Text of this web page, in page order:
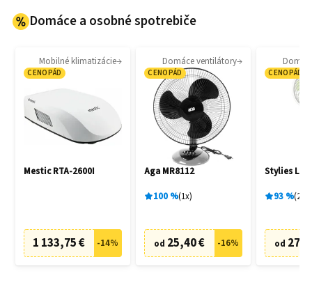
Domáce a osobné spotrebiče
Mobilné klimatizácie
CENOPÁD
Mestic RTA-2600I
1 133,75 € -14%
Domáce ventilátory
CENOPÁD
Aga MR8112
100% 1x
od 25,40 € -16%
CENOPÁD
Stylies
93% 2
od